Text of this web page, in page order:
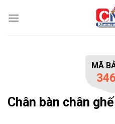
MÃ
Chân bàn chân